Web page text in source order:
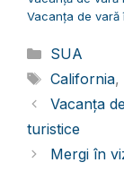
Vacanța de vară
Categorii
SUA
Etichete
California,
Vacanța
turistice
Mergi în